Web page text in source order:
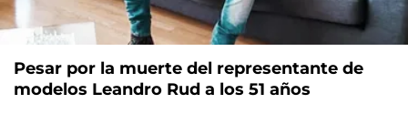
Pesar por la muerte del representante de
modelos Leandro Rud a los 51 años